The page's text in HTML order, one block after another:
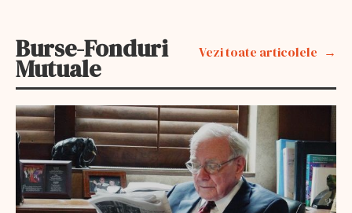
Burse-Fonduri
Mutuale
Vezi toate articolele